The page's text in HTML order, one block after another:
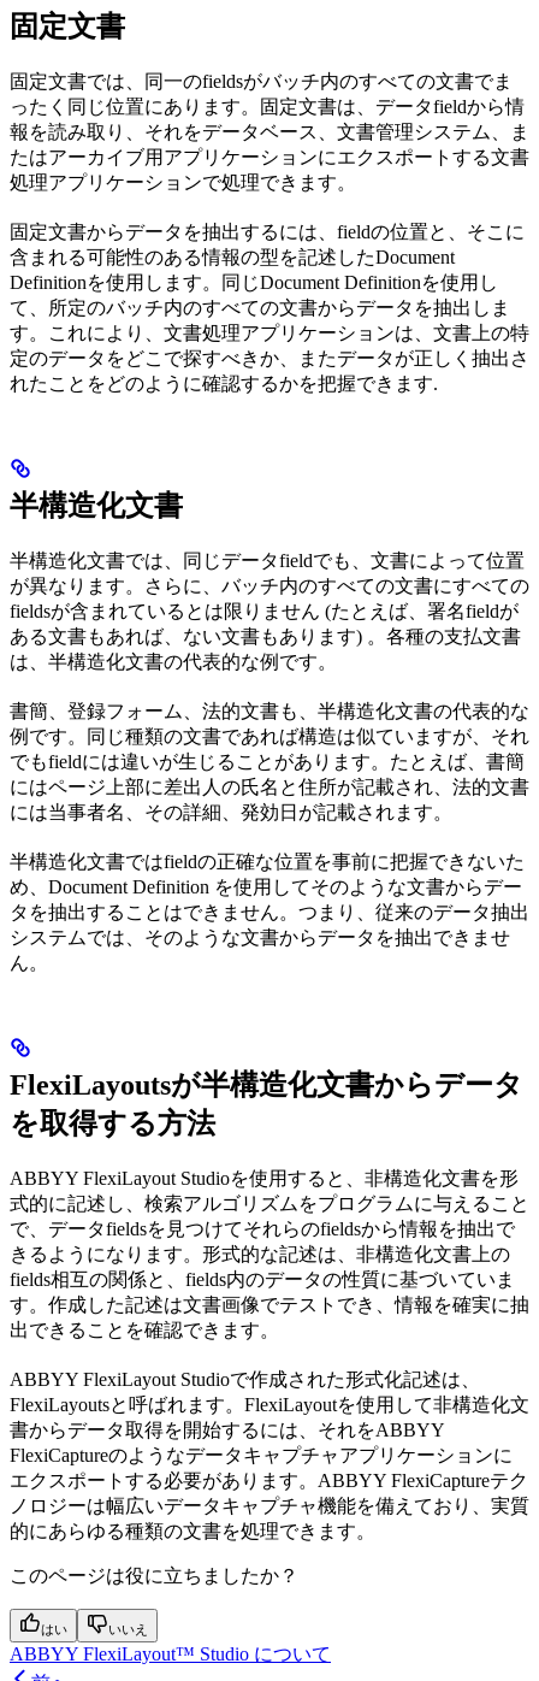
固定文書
固定文書では、同一のfieldsがバッチ内のすべての文書でま
ったく同じ位置にあります。固定文書は、データfieldから情
報を読み取り、それをデータベース、文書管理システム、ま
たはアーカイブ用アプリケーションにエクスポートする文書
処理アプリケーションで処理できます。
固定文書からデータを抽出するには、fieldの位置と、そこに
含まれる可能性のある情報の型を記述したDocument
Definitionを使用します。同じDocument Definitionを使用し
て、所定のバッチ内のすべての文書からデータを抽出しま
す。これにより、文書処理アプリケーションは、文書上の特
定のデータをどこで探すべきか、またデータが正しく抽出さ
れたことをどのように確認するかを把握できます.
半構造化文書
半構造化文書では、同じデータfieldでも、文書によって位置
が異なります。さらに、バッチ内のすべての文書にすべての
fieldsが含まれているとは限りません (たとえば、署名fieldが
ある文書もあれば、ない文書もあります) 。各種の支払文書
は、半構造化文書の代表的な例です。
書簡、登録フォーム、法的文書も、半構造化文書の代表的な
例です。同じ種類の文書であれば構造は似ていますが、それ
でもfieldには違いが生じることがあります。たとえば、書簡
にはページ上部に差出人の氏名と住所が記載され、法的文書
には当事者名、その詳細、発効日が記載されます。
半構造化文書ではfieldの正確な位置を事前に把握できないた
め、Document Definition を使用してそのような文書からデー
タを抽出することはできません。つまり、従来のデータ抽出
システムでは、そのような文書からデータを抽出できませ
ん。
FlexiLayoutsが半構造化文書からデータ
を取得する方法
ABBYY FlexiLayout Studioを使用すると、非構造化文書を形
式的に記述し、検索アルゴリズムをプログラムに与えること
で、データfieldsを見つけてそれらのfieldsから情報を抽出で
きるようになります。形式的な記述は、非構造化文書上の
fields相互の関係と、fields内のデータの性質に基づいていま
す。作成した記述は文書画像でテストでき、情報を確実に抽
出できることを確認できます。
ABBYY FlexiLayout Studioで作成された形式化記述は、
FlexiLayoutsと呼ばれます。FlexiLayoutを使用して非構造化文
書からデータ取得を開始するには、それをABBYY
FlexiCaptureのようなデータキャプチャアプリケーションに
エクスポートする必要があります。ABBYY FlexiCaptureテク
ノロジーは幅広いデータキャプチャ機能を備えており、実質
的にあらゆる種類の文書を処理できます。
このページは役に立ちましたか？
はい いいえ
ABBYY FlexiLayout™ Studio について